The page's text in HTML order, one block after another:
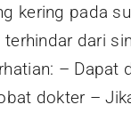
kering pada
terhindar dari
– Dapat
dokter –